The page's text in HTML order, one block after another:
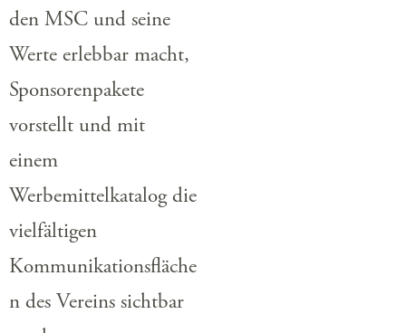
den MSC und seine
Werte erlebbar macht,
Sponsorenpakete
vorstellt und mit
einem
Werbemittelkatalog die
vielfältigen
Kommunikationsfläche
n des Vereins sichtbar